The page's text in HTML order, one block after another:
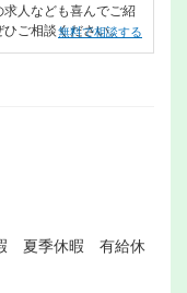
人なども喜んでご紹
ご相談ください。
無料で相談する
夏季休暇 有給休